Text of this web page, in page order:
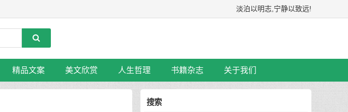
淡泊以明志,宁静以致远!
精品文案 美文欣赏 人生哲理 书籍杂志 关于我们
搜索